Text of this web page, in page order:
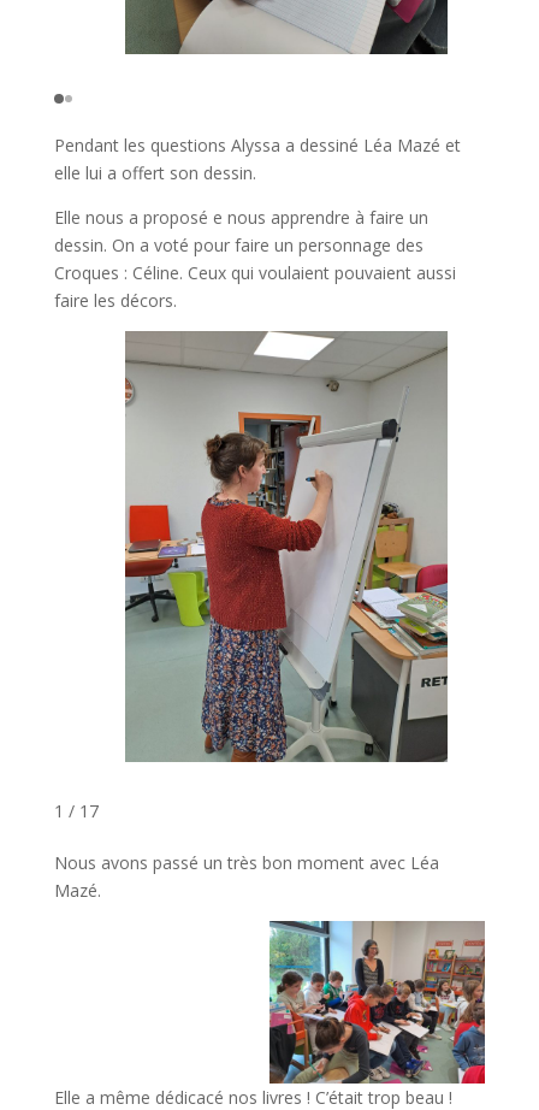
Pendant les questions Alyssa a dessiné Léa Mazé et
elle lui a offert son dessin.
Elle nous a proposé e nous apprendre à faire un
dessin. On a voté pour faire un personnage des
Croques : Céline. Ceux qui voulaient pouvaient aussi
faire les décors.
1 / 17
Nous avons passé un très bon moment avec Léa
Mazé.
Elle a même dédicacé nos livres ! C’était trop beau !